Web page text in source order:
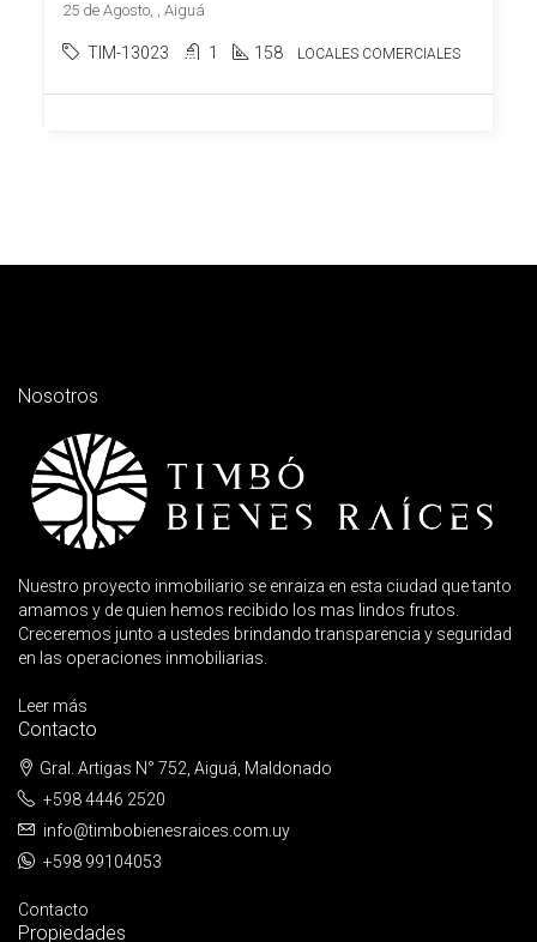
25 de Agosto, , Aiguá
TIM-13023 1 158 LOCALES COMERCIALES
Nosotros
Nuestro proyecto inmobiliario se enraiza en esta ciudad que tanto
amamos y de quien hemos recibido los mas lindos frutos.
Creceremos junto a ustedes brindando transparencia y seguridad
en las operaciones inmobiliarias.
Leer más
Contacto
Gral. Artigas N° 752, Aiguá, Maldonado
+598 4446 2520
info@timbobienesraices.com.uy
+598 99104053
Contacto
Propiedades